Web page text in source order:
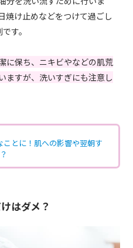
焼け止めなどをつけて過ごし
す。
に保ち、ニキビやなどの肌荒
ますが、洗いすぎにも注意し
とに！肌への影響や翌朝す
はダメ？